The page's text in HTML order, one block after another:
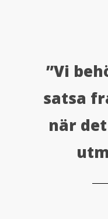
”Vi
satsa
när